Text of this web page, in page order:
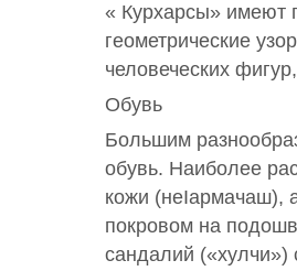
« Курхарсы» имеют
геометрические
человеческих
Обувь
Большим
обувь. Наиболее
кожи (неIармачаш),
покровом на
сандалий («хулчи»)